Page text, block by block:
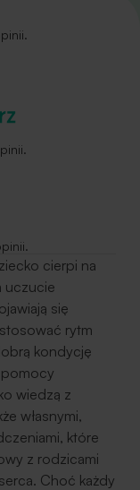
cierpi na
uczucie
się
rytm
kondycję
wiedzą z
własnymi,
które
z rodzicami
Choć każdy